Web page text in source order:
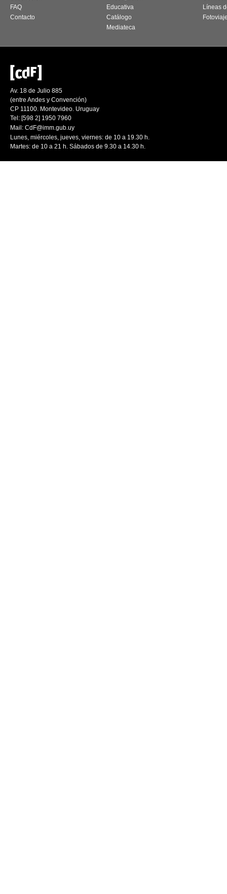
FAQ
Contacto
Educativa
Catálogo
Mediateca
Líneas
Av. 18 de Julio 885
(entre Andes y Convención)
CP 11100. Montevideo. Uruguay
Tel: [598 2] 1950 7960
Mail: CdF@imm.gub.uy
Lunes, miércoles, jueves, viernes: de 10 a 19.30 h.
Martes: de 10 a 21 h. Sábados de 9.30 a 14.30 h.